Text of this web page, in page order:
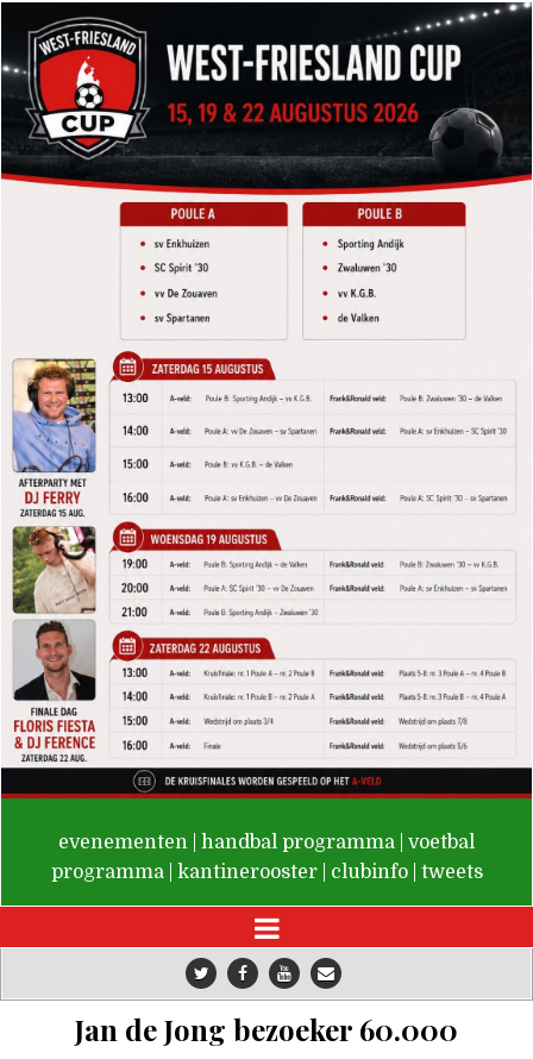
De Valken
evenementen handbal programma
voetbal
programma
kantinerooster clubinfo tweets
Jan de Jong bezoeker 60.000